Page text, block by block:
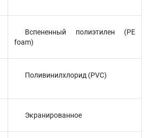
Вспененный полиэтилен (PE
foam)
Поливинилхлорид (PVC)
Экранированное